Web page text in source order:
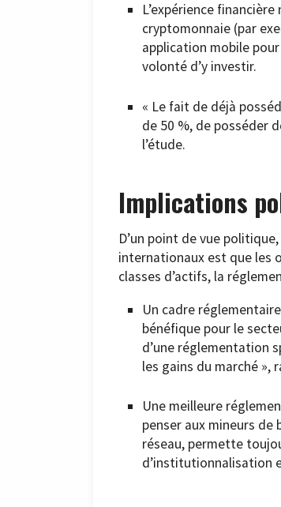
L’expérience
cryptomonnaie (par
application mobile
volonté d’y investir.
« Le fait de déjà
de 50 %, de posséder
l’étude.
Implications
D’un point de vue
internationaux est que les
classes d’actifs, la
Un cadre
bénéfique pour le
d’une réglementation
les gains du marché »,
Une meilleure
penser aux mineurs de
réseau, permette
d’institutionnalisation